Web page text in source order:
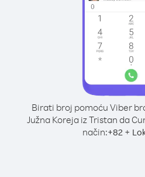
Birati broj pomoću Viber
Južna Koreja iz Tristan da
način:+82 +